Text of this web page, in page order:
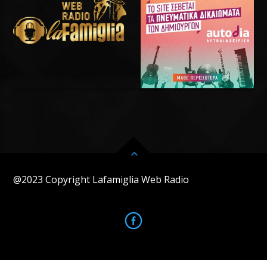
@2023 Copyright Lafamiglia Web Radio